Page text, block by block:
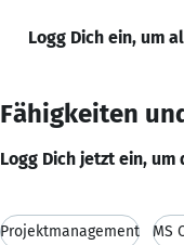
Logg Dich ein, um
Fähigkeiten
Logg Dich jetzt ein,
Projektmanagement MS